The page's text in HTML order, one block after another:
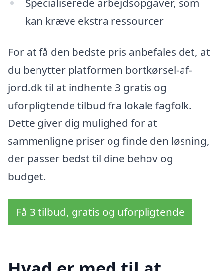
kan kræve ekstra ressourcer
For at få den bedste pris anbefales det, at
du benytter platformen bortkørsel-af-
jord.dk til at indhente 3 gratis og
uforpligtende tilbud fra lokale fagfolk.
Dette giver dig mulighed for at
sammenligne priser og finde den løsning,
der passer bedst til dine behov og
budget.
Få 3 tilbud, gratis og uforpligtende